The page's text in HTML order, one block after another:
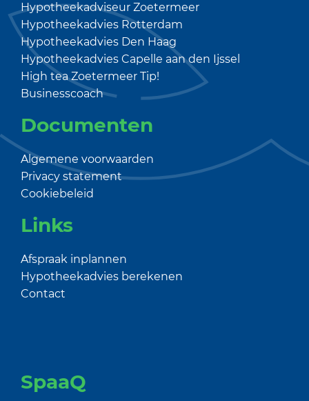
Hypotheekadviseur Zoetermeer
Hypotheekadvies Rotterdam
Hypotheekadvies Den Haag
Hypotheekadvies Capelle aan den Ijssel
High tea Zoetermeer Tip!
Businesscoach
Documenten
Algemene voorwaarden
Privacy statement
Cookiebeleid
Links
Afspraak inplannen
Hypotheekadvies berekenen
Contact
SpaaQ